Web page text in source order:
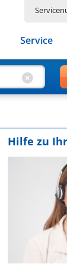
Service
Hilfe zu